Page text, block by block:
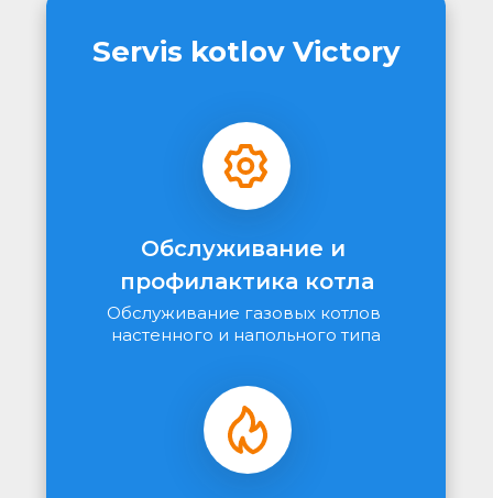
Обслуживание и
профилактика котла
Servis kotlov Victory
Обслуживание газовых котлов
настенного и напольного типа